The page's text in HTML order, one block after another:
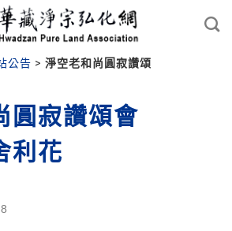
公告 > 淨空老和尚圓寂讚頌
圓寂讚頌會
利花